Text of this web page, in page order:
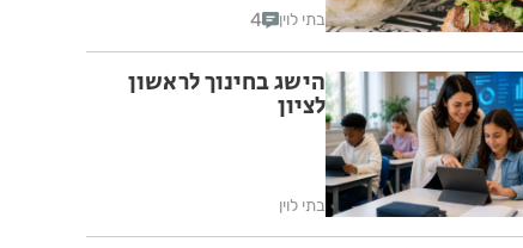
בתי לוין 4
הישג בחינוך לראשון
לציון
בתי לוין